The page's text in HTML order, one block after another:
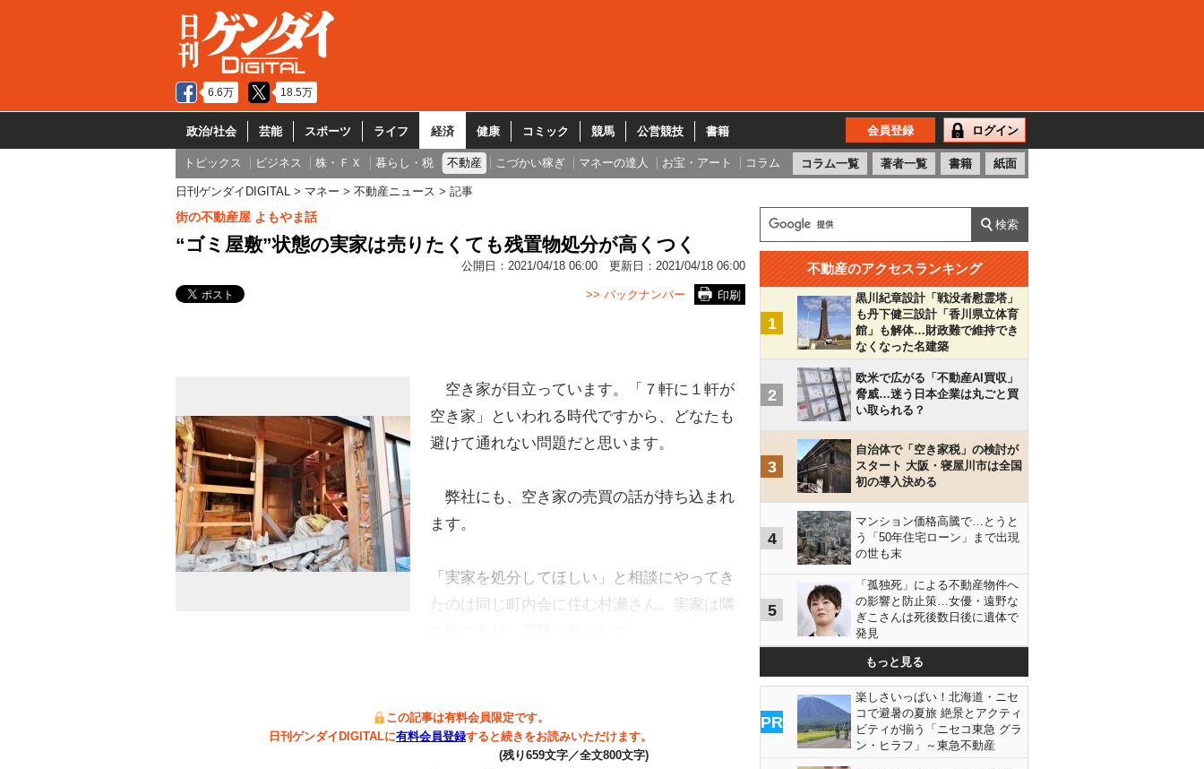
6.6万 18.5万
政治/社会 芸能 スポーツ ライフ 経済 健康 コミック 競馬 公営競技 書籍 会員登録 ログイン
トピックス ビジネス 株・ＦＸ 暮らし・税 不動産 こづかい稼ぎ マネーの達人 お宝・アート コラム コラム一覧 著者一覧 書籍 紙面
日刊ゲンダイDIGITAL マネー 不動産ニュース 記事
街の不動産屋 よもやま話
“ゴミ屋敷”状態の実家は売りたくても残置物処分が高くつく
公開日： 2021/04/18 06:00 更新日： 2021/04/18 06:00
印刷
>> バックナンバー
空き家が目立っています。「７軒に１軒が
空き家」といわれる時代ですから、どなたも
避けて通れない問題だと思います。
弊社にも、空き家の売買の話が持ち込まれ
ます。
「実家を処分してほしい」と相談にやってき
たのは同じ町内会に住む村瀬さん。実家は隣
この記事は有料会員限定です。
日刊ゲンダイDIGITALに有料会員登録すると続きをお読みいただけます。
(残り659文字／全文800文字)
不動産のアクセスランキング
1
黒川紀章設計「戦没者慰霊塔」
も丹下健三設計「香川県立体育
館」も解体…財政難で維持でき
なくなった名建築
2
欧米で広がる「不動産AI買収」
脅威…迷う日本企業は丸ごと買
い取られる？
3
自治体で「空き家税」の検討が
スタート 大阪・寝屋川市は全国
初の導入決める
4
マンション価格高騰で…とうと
う「50年住宅ローン」まで出現
の世も末
5
「孤独死」による不動産物件へ
の影響と防止策…女優・遠野な
ぎこさんは死後数日後に遺体で
発見
もっと見る
PR
楽しさいっぱい！北海道・ニセ
コで避暑の夏旅 絶景とアクティ
ビティが揃う「ニセコ東急 グラ
ン・ヒラフ」～東急不動産